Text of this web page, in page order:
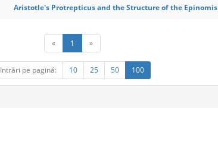
Aristotle's Protrepticus and the Structure of the Epinomis
« 1 »
Intrări pe pagină: 10 25 50 100